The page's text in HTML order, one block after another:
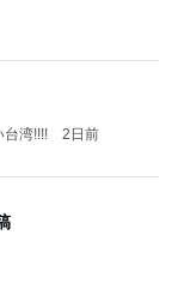
台湾!!!! 2日前